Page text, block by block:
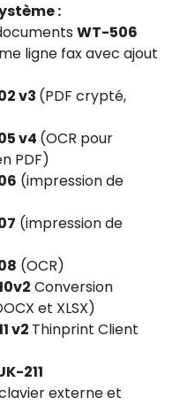
:
WT-506
ligne fax avec ajout
v3 (PDF crypté,
v4 (OCR pour
PDF)
(impression de
(impression de
(OCR)
Conversion
et XLSX)
v2 Thinprint Client
211
externe et